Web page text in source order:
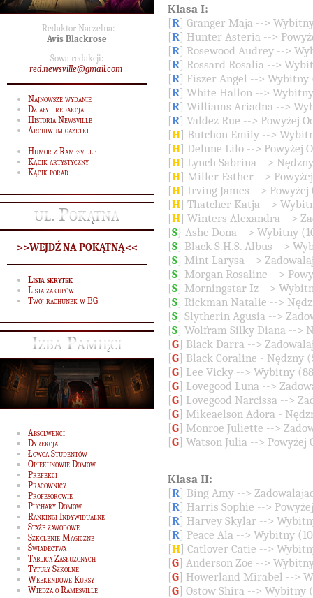
Redaktor Naczelna:
Avis Blackrose
Sowa redakcji:
red.newsville@gmail.com
Najnowsze wydanie
Działy i redakcja
Historia Newsville
Archiwum gazetki
Humor z Ramesville
Kącik artystyczny
Kącik porad
ul. Pokątna
>>WEJDŹ NA POKĄTNĄ<<
Lista skrytek
Lista zakupów
Twój rachunek w BG
Izba Pamięci
Absolwenci
Dyrekcja
Łowca Studentów
Opiekunowie Domów
Prefekci
Pracownicy
Profesorowie
Puchary Domów
Rankingi Indywidualne
Staże zawodowe
Szkolenie Magiczne
Świadectwa
Tablica Zasłużonych
Tytuły Szkolne
Weekendowe Kursy
Wiedza o Ramesville
Klasa I:
[R] Granger Maja -->
[R] Hunter Asteria -->
[R] Rosewood Audrey -->
[R] Rossard Rosalia -->
[R] Fiszer Angel --> Wybitny
[R] White Hallon -->
[R] Williams Ariadna -->
[R] Valdez Rue --> Powyżej
[H] Butchon Emily -->
[H] Delune Lilo --> Powyżej
[H] Lynch Sabrina -->
[H] Miller Esther -->
[H] Irving James -->
[H] Thatcher Katja -->
[H] Winters Alexandra -->
[S} Ashe Dona --> Wybitny
[S] Black S.H.S. Albus -->
[S] Mint Larysa -->
[S] Morgan Rosaline -->
[S] Morningstar Iz -->
[S] Rickman Natalie -->
[S] Slytherin Agusia -->
[S] Wolfram Silky Diana -->
[G] Black Darra -->
[G] Black Coraline - Nędzny
[G] Lee Vicky --> Wybitny
[G] Lovegood Luna -->
[G] Lovegood Narcissa -->
[G] Mikeaelson Adora -
[G] Monroe Juliette -->
[G] Watson Julia --> Powyżej
Klasa II:
[R] Bing Amy -->
[R] Harris Sophie -->
[R] Harvey Skylar -->
[R] Peace Ala --> Wybitny
[H] Catlover Catie -->
[G] Anderson Zoe -->
[G] Howerland Mirabel -->
[G] Ostow Shira --> Wybitny